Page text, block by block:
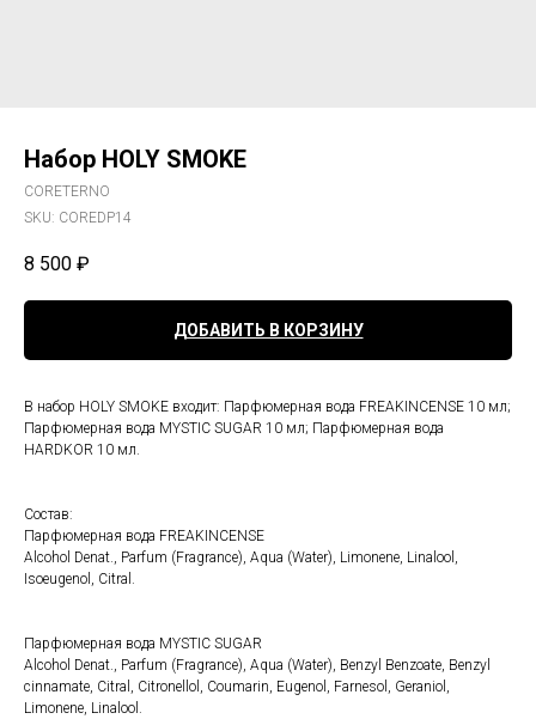
Набор HOLY SMOKE
CORETERNO
SKU: COREDP14
8 500 ₽
ДОБАВИТЬ В КОРЗИНУ
В набор HOLY SMOKE входит: Парфюмерная вода FREAKINCENSE 10 мл;
Парфюмерная вода MYSTIC SUGAR 10 мл; Парфюмерная вода
HARDKOR 10 мл.
Состав:
Парфюмерная вода FREAKINCENSE
Alcohol Denat., Parfum (Fragrance), Aqua (Water), Limonene, Linalool,
Isoeugenol, Citral.
Парфюмерная вода MYSTIC SUGAR
Alcohol Denat., Parfum (Fragrance), Aqua (Water), Benzyl Benzoate, Benzyl
cinnamate, Citral, Citronellol, Coumarin, Eugenol, Farnesol, Geraniol,
Limonene, Linalool.